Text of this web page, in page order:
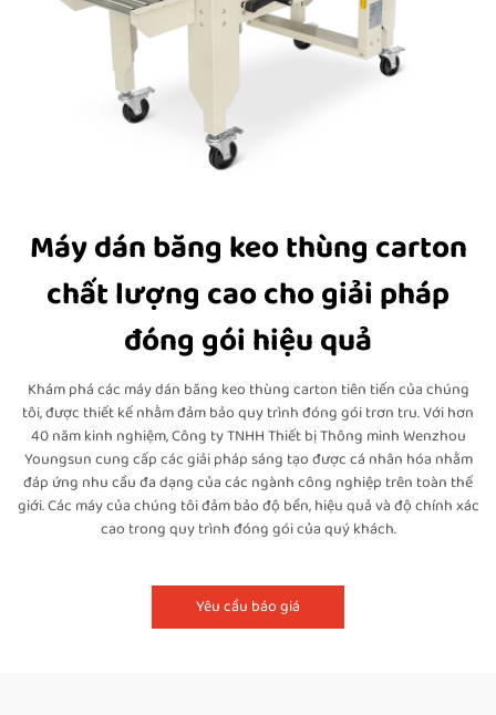
Máy dán băng keo thùng carton
chất lượng cao cho giải pháp
đóng gói hiệu quả
Khám phá các máy dán băng keo thùng carton tiên tiến của chúng
tôi, được thiết kế nhằm đảm bảo quy trình đóng gói trơn tru. Với hơn
40 năm kinh nghiệm, Công ty TNHH Thiết bị Thông minh Wenzhou
Youngsun cung cấp các giải pháp sáng tạo được cá nhân hóa nhằm
đáp ứng nhu cầu đa dạng của các ngành công nghiệp trên toàn thế
giới. Các máy của chúng tôi đảm bảo độ bền, hiệu quả và độ chính xác
cao trong quy trình đóng gói của quý khách.
Yêu cầu báo giá